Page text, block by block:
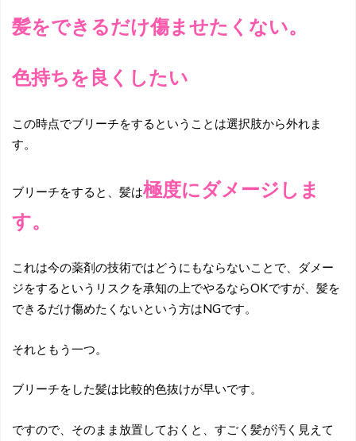
髪をできるだけ傷ませたくない。
色持ちを良くしたい
この時点でブリーチをするということは選択肢から外れま
す。
ブリーチをすると、髪は極度にダメージしま
す。
これは今の薬剤の技術ではどうにもならないことで、ダメー
ジをするというリスクを承知の上でやるならOKですが、髪を
できるだけ傷めたくないという方はNGです。
それともう一つ。
ブリーチをした髪は比較的色抜けが早いです。
ですので、そのまま放置しておくと、すごく髪が汚く見えて